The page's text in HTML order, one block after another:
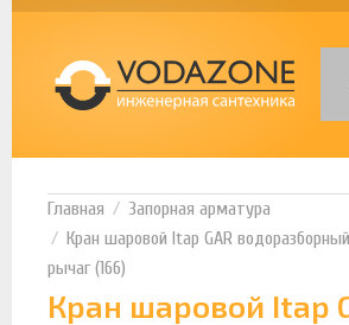
Запорная арматура
Кран шаровой Itap GAR
рычаг (166)
Кран шаровой Itap